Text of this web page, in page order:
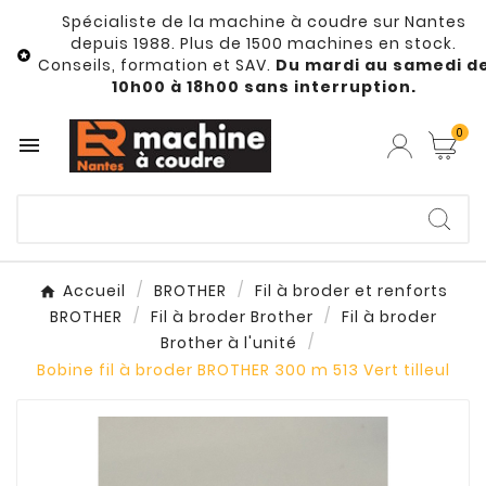

Spécialiste de la machine à coudre sur Nantes
depuis 1988. Plus de 1500 machines en stock.
Conseils, formation et SAV. Du mardi au samedi
10h00 à 18h00 sans interruption.
 0
Accueil BROTHER
Fil à broder et renforts
BROTHER
Fil à broder Brother
Fil à broder
Brother à l'unité
Bobine fil à broder BROTHER 300 m 513 Vert tilleul